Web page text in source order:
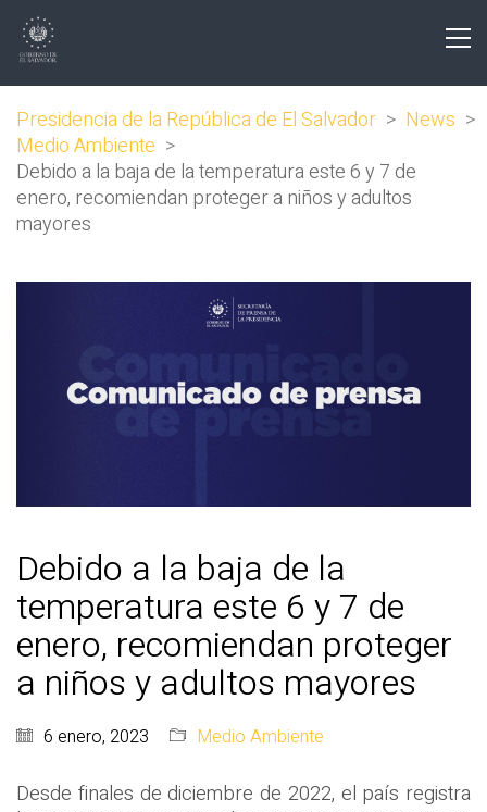
Presidencia de la República de El Salvador > News >
Medio Ambiente >
Debido a la baja de la temperatura este 6 y 7 de
enero, recomiendan proteger a niños y adultos
mayores
Debido a la baja de la
temperatura este 6 y 7 de
enero, recomiendan proteger
a niños y adultos mayores
6 enero, 2023 Medio Ambiente
Desde finales de diciembre de 2022, el país registra